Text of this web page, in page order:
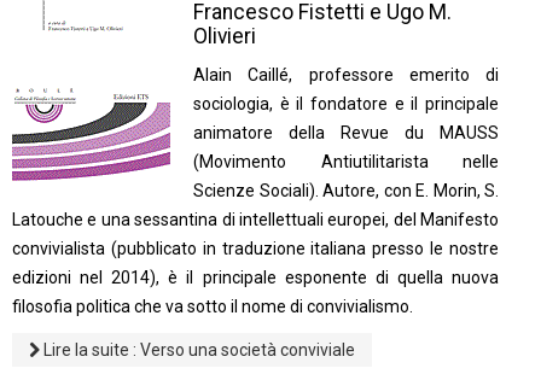
Francesco Fistetti e Ugo M.
Olivieri
Alain Caillé, professore emerito di
sociologia, è il fondatore e il principale
animatore della Revue du MAUSS
(Movimento Antiutilitarista nelle
Scienze Sociali). Autore, con E. Morin, S.
Latouche e una sessantina di intellettuali europei, del Manifesto
convivialista (pubblicato in traduzione italiana presso le nostre
edizioni nel 2014), è il principale esponente di quella nuova
filosofia politica che va sotto il nome di convivialismo.
Lire la suite : Verso una società conviviale